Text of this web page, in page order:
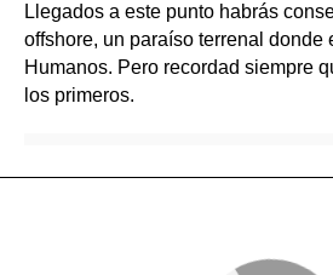
Llegados a este punto habrás
offshore, un paraíso terrenal donde
Humanos. Pero recordad siempre
los primeros.